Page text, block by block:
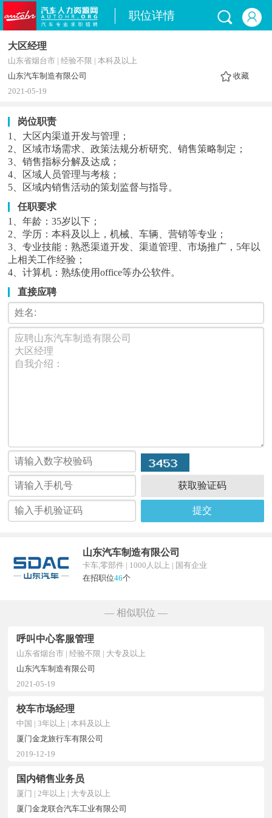
职位详情
大区经理
山东省烟台市 | 经验不限 | 本科及以上
山东汽车制造有限公司
收藏
2021-05-19
岗位职责
1、大区内渠道开发与管理；
2、区域市场需求、政策法规分析研究、销售策略制定；
3、销售指标分解及达成；
4、区域人员管理与考核；
5、区域内销售活动的策划监督与指导。
任职要求
1、年龄：35岁以下；
2、学历：本科及以上，机械、车辆、营销等专业；
3、专业技能：熟悉渠道开发、渠道管理、市场推广，5年以
上相关工作经验；
4、计算机：熟练使用office等办公软件。
直接应聘
获取验证码
提交
山东汽车制造有限公司
卡车,零部件 | 1000人以上 | 国有企业
在招职位46个
— 相似职位 —
呼叫中心客服管理
山东省烟台市 | 经验不限 | 大专及以上
山东汽车制造有限公司
2021-05-19
校车市场经理
中国 | 3年以上 | 本科及以上
厦门金龙旅行车有限公司
2019-12-19
国内销售业务员
厦门 | 2年以上 | 大专及以上
厦门金龙联合汽车工业有限公司